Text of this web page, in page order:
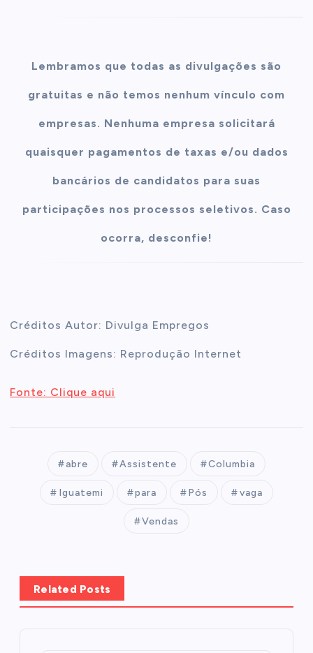
Lembramos que todas as divulgações são
gratuitas e não temos nenhum vínculo com
empresas. Nenhuma empresa solicitará
quaisquer pagamentos de taxas e/ou dados
bancários de candidatos para suas
participações nos processos seletivos. Caso
ocorra, desconfie!
Créditos Autor: Divulga Empregos
Créditos Imagens: Reprodução Internet
Fonte: Clique aqui
abre Assistente Columbia
Iguatemi para Pós vaga
Vendas
Related Posts